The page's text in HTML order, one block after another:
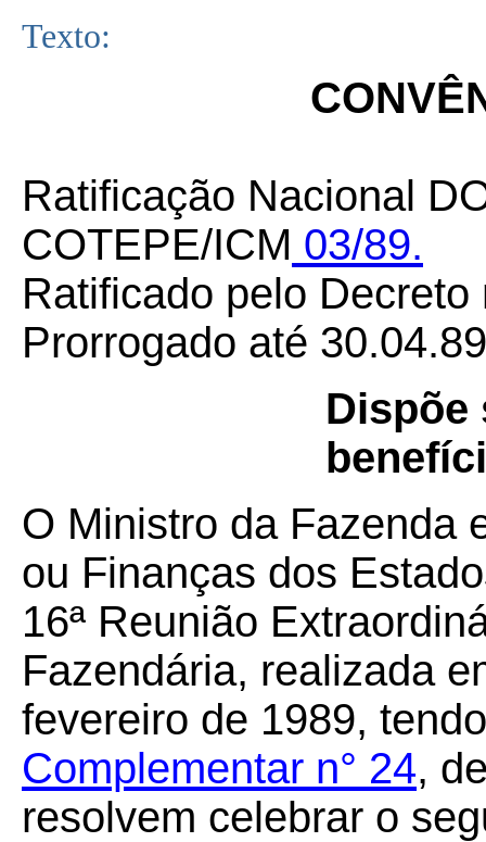
Texto:
Ratificação Nacional
COTEPE/ICM 03/89.
Ratificado pelo Decreto
Prorrogado até
Dispõe
O Ministro da Fazenda
ou Finanças dos
16ª Reunião
Fazendária, realizada
fevereiro de 1989,
Complementar n° 24,
resolvem celebrar o